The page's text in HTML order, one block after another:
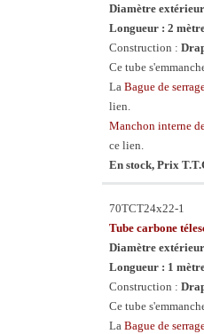
Diamètre
Longueur : 2
Construction :
Ce tube
La Bague de
lien.
Manchon interne
ce lien.
En stock, Prix
70TCT24x22-1
Tube carbone
Diamètre
Longueur : 1
Construction :
Ce tube
La Bague de